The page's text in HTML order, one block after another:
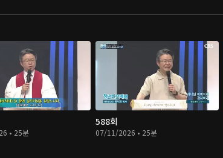
• 25분
588회
07/11/2026 • 25분